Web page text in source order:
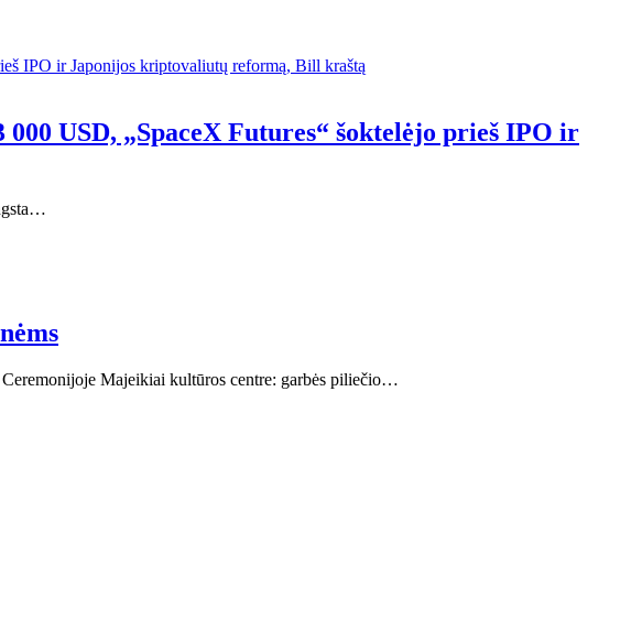
USD, „SpaceX Futures“ šoktelėjo prieš IPO ir
Majeikiai kultūros centre: garbės piliečio…